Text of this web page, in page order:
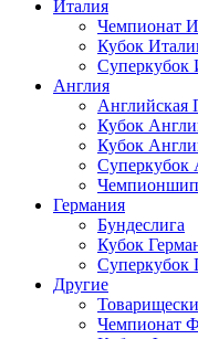
Италия
Чемпионат
Кубок
Суперкубок
Англия
Английская
Кубок
Кубок
Суперкубок
Чемпионшип
Германия
Бундеслига
Кубок
Суперкубок
Другие
Чемпионат